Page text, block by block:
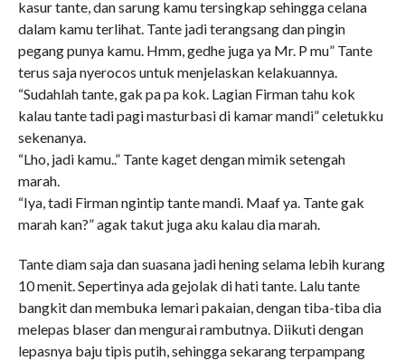
kasur tante, dan sarung kamu tersingkap sehingga celana
dalam kamu terlihat. Tante jadi terangsang dan pingin
pegang punya kamu. Hmm, gedhe juga ya Mr. P mu” Tante
terus saja nyerocos untuk menjelaskan kelakuannya.
“Sudahlah tante, gak pa pa kok. Lagian Firman tahu kok
kalau tante tadi pagi masturbasi di kamar mandi” celetukku
sekenanya.
“Lho, jadi kamu..” Tante kaget dengan mimik setengah
marah.
“Iya, tadi Firman ngintip tante mandi. Maaf ya. Tante gak
marah kan?” agak takut juga aku kalau dia marah.
Tante diam saja dan suasana jadi hening selama lebih kurang
10 menit. Sepertinya ada gejolak di hati tante. Lalu tante
bangkit dan membuka lemari pakaian, dengan tiba-tiba dia
melepas blaser dan mengurai rambutnya. Diikuti dengan
lepasnya baju tipis putih, sehingga sekarang terpampang